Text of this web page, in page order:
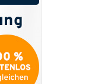
„TraumKidz“